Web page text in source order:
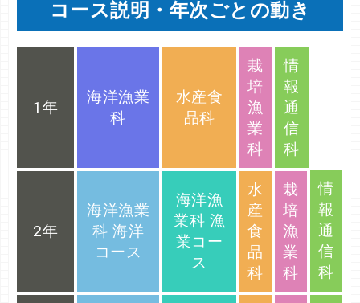
コース説明・年次ごとの動き
1年
海洋漁業
科
水産食
品科
栽
培
漁
業
科
情
報
通
信
科
2年
海洋漁業
科 海洋
コース
海洋漁
業科 漁
業コー
ス
水
産
食
品
科
栽
培
漁
業
科
情
報
通
信
科